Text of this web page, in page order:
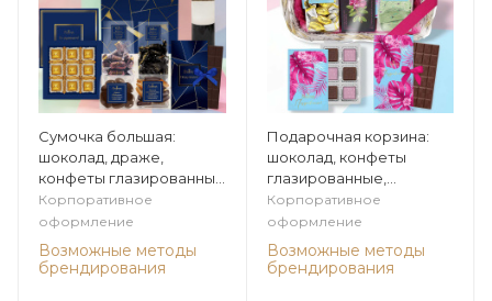
Сумочка большая:
шоколад, драже,
конфеты глазированные
610г из коллекции
Мужская коллекция
Корпоративное
оформление
Возможные методы
брендирования
Подарочная корзина:
шоколад, конфеты
глазированные,
шоколадные конфеты
"Ассорти", чай из
коллекции Яркие
тропики
Корпоративное
оформление
Возможные методы
брендирования